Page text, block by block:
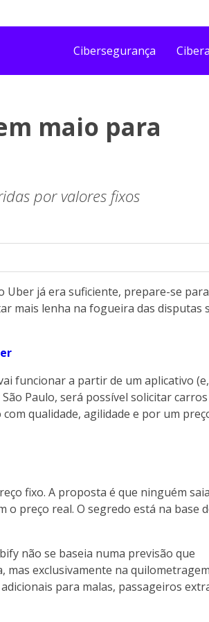
Cibersegurança
maio para
por valores fixos
Uber já era suficiente, prepare-se
mais lenha na fogueira das disputas
funcionar a partir de um aplicativo (e,
Paulo, será possível solicitar
qualidade, agilidade e por um
fixo. A proposta é que ninguém
o preço real. O segredo está na base
não se baseia numa previsão que
exclusivamente na
para malas, passageiros